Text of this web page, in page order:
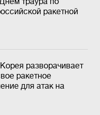
ракетной
разворачивает
ракетное
для атак на